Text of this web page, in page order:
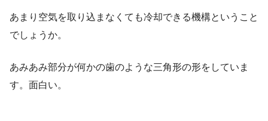
あまり空気を取り込まなくても冷却できる機構ということ
でしょうか。
あみあみ部分が何かの歯のような三角形の形をしていま
す。面白い。